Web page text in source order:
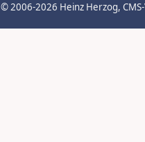
© 2006-2026 Heinz Herzog,